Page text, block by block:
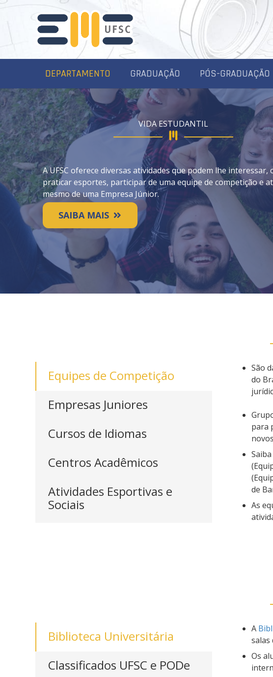
DEPARTAMENTO GRADUAÇÃO PÓS-GRADUAÇÃO
VIDA ESTUDANTIL
A UFSC oferece diversas atividades que podem lhe interessar,
praticar esportes, participar de uma equipe de competição e
mesmo de uma Empresa Júnior.
SAIBA MAIS
Equipes de Competição
Empresas Juniores
Cursos de Idiomas
Centros Acadêmicos
Atividades Esportivas e
Sociais
São
do
para
de
As
Biblioteca Universitária
Classificados UFSC e PODe
A
salas
Os